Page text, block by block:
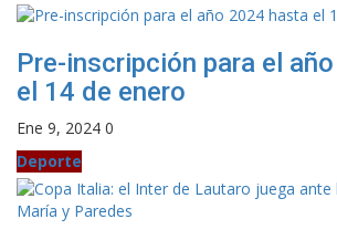
Pre-inscripción para el
el 14 de enero
Ene 9, 2024 0
Deporte